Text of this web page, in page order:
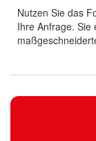
Nutzen Sie das
Ihre Anfrage. Sie